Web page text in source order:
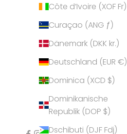
Côte d’Ivoire (XOF Fr)
Curaçao (ANG ƒ)
Dänemark (DKK kr.)
Deutschland (EUR €)
Dominica (XCD $)
Dominikanische
Republik (DOP $)
Dschibuti (DJF Fdj)